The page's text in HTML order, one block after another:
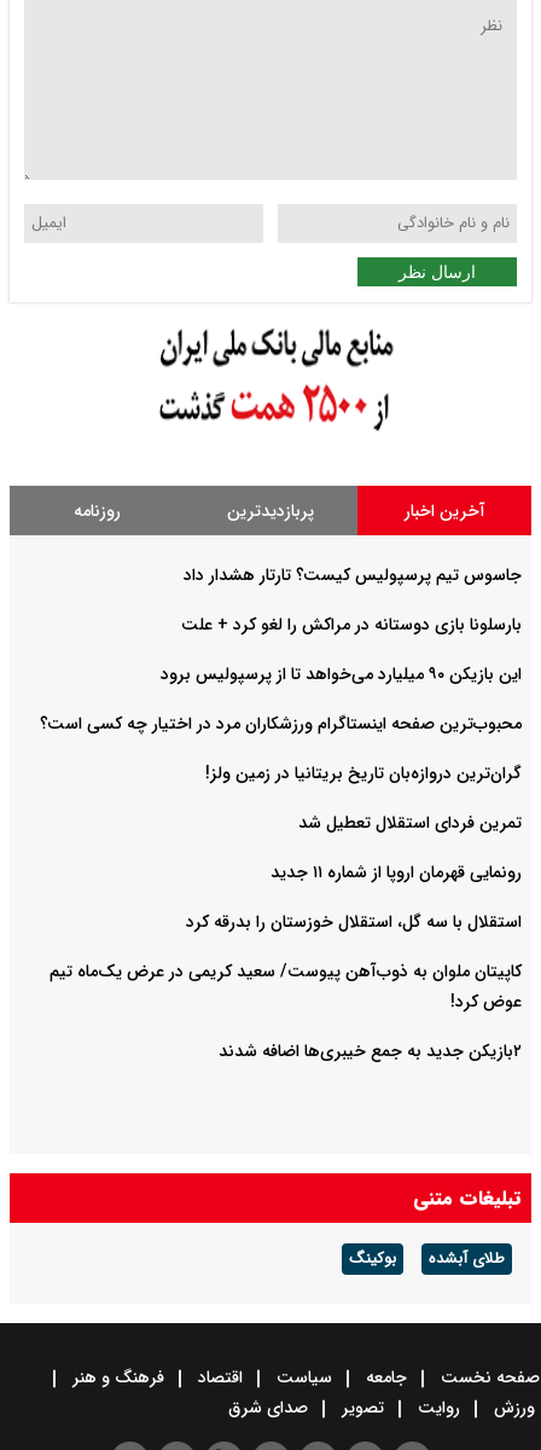
ارسال نظر
آخرین اخبار پربازدیدترین روزنامه
جاسوس تیم پرسپولیس کیست؟ تارتار هشدار داد
بارسلونا بازی دوستانه در مراکش را لغو کرد + علت
این بازیکن ۹۰ میلیارد می‌خواهد تا از پرسپولیس برود
محبوب‌ترین صفحه اینستاگرام ورزشکاران مرد در اختیار چه کسی است؟
گران‌ترین دروازه‌بان تاریخ بریتانیا در زمین ولز!
تمرین فردای استقلال تعطیل شد
رونمایی قهرمان اروپا از شماره ۱۱ جدید
استقلال با سه گل، استقلال خوزستان را بدرقه کرد
کاپیتان ملوان به ذوب‌آهن پیوست/ سعید کریمی در عرض یک‌ماه تیم
عوض کرد!
۲بازیکن جدید به جمع خیبری‌ها اضافه شدند
تبلیغات متنی
طلای آبشده بوکینگ
صفحه نخست جامعه سیاست اقتصاد
فرهنگ و هنر
ورزش
روایت تصویر صدای شرق